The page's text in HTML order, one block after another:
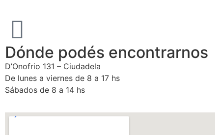
Dónde podés encontrarnos
D’Onofrio 131 – Ciudadela
De lunes a viernes de 8 a 17 hs
Sábados de 8 a 14 hs